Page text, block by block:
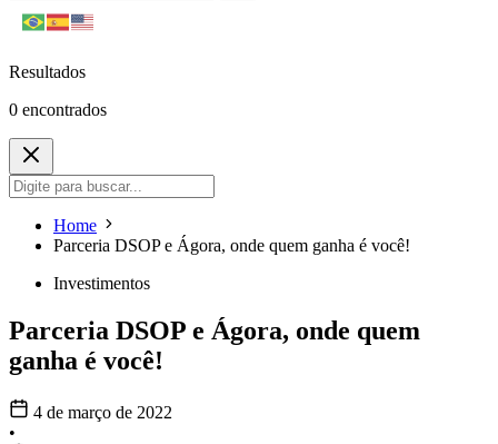
Resultados
0 encontrados
Home
Parceria DSOP e Ágora, onde quem ganha é você!
Investimentos
Parceria DSOP e Ágora, onde quem
ganha é você!
4 de março de 2022
•